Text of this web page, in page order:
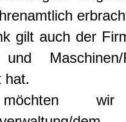
gilt auch der
und
hat.